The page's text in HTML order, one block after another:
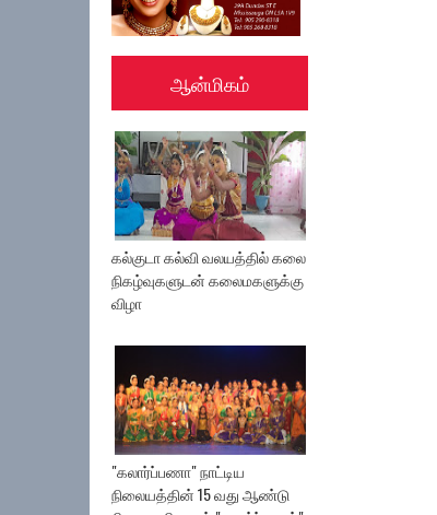
ஆன்மிகம்
கல்குடா கல்வி வலயத்தில் கலை
நிகழ்வுகளுடன் கலைமகளுக்கு
விழா
"கலார்ப்பணா" நாட்டிய
நிலையத்தின் 15 வது ஆண்டு